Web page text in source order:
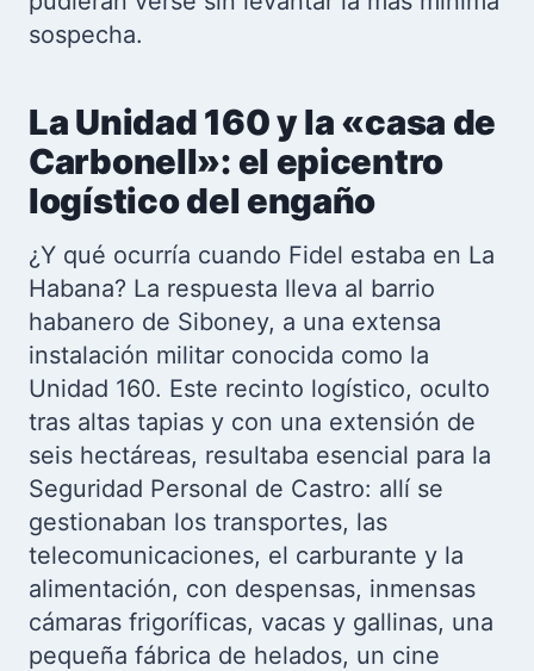
sospecha.
La Unidad 160 y la «casa de
Carbonell»: el epicentro
logístico del engaño
¿Y qué ocurría cuando Fidel estaba en La
Habana? La respuesta lleva al barrio
habanero de Siboney, a una extensa
instalación militar conocida como la
Unidad 160. Este recinto logístico, oculto
tras altas tapias y con una extensión de
seis hectáreas, resultaba esencial para la
Seguridad Personal de Castro: allí se
gestionaban los transportes, las
telecomunicaciones, el carburante y la
alimentación, con despensas, inmensas
cámaras frigoríficas, vacas y gallinas, una
pequeña fábrica de helados, un cine